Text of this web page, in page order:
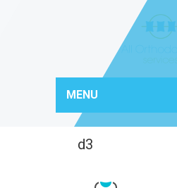
MENU
d3